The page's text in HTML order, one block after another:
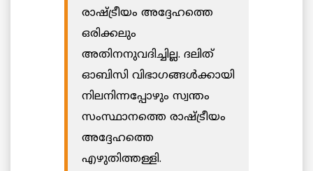
രാഷ്ട്രീയം അദ്ദേഹത്തെ
ഒരിക്കലും
അതിനനുവദിച്ചില്ല. ദലിത്
ഓബിസി വിഭാഗങ്ങൾക്കായി
നിലനിന്നപ്പോഴും സ്വന്തം
സംസ്ഥാനത്തെ രാഷ്ട്രീയം
അദ്ദേഹത്തെ
എഴുതിത്തള്ളി.